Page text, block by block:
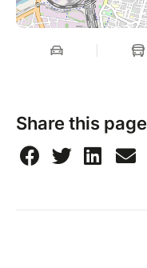
Share this page